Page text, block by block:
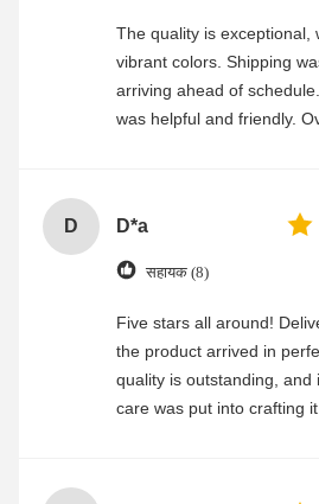
The quality is exceptional,
vibrant colors. Shipping
arriving ahead of
was helpful and friendly.
D D*a
सहायक (8)
Five stars all around!
the product arrived in
quality is outstanding, and
care was put into crafting